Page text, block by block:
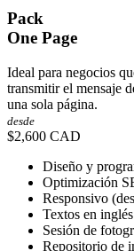
Pack
One Page
Ideal para negocios
transmitir el mensaje
una sola página.
desde
$2,600 CAD
Diseño y
Optimización
Responsivo
Textos en
Sesión de
Repositorio de